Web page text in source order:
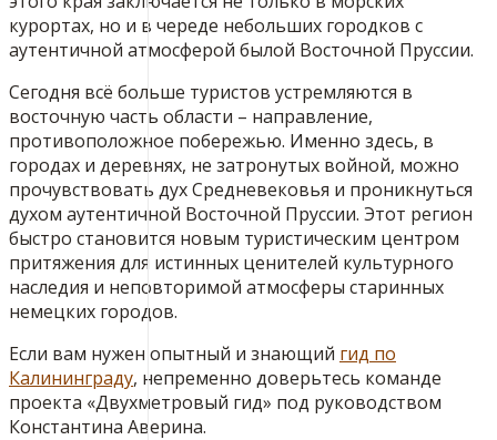
курортах, но и в череде небольших городков с
аутентичной атмосферой былой Восточной Пруссии.
Сегодня всё больше туристов устремляются в
восточную часть области – направление,
противоположное побережью. Именно здесь, в
городах и деревнях, не затронутых войной, можно
прочувствовать дух Средневековья и проникнуться
духом аутентичной Восточной Пруссии. Этот регион
быстро становится новым туристическим центром
притяжения для истинных ценителей культурного
наследия и неповторимой атмосферы старинных
немецких городов.
Если вам нужен опытный и знающий гид по
Калининграду, непременно доверьтесь команде
проекта «Двухметровый гид» под руководством
Константина Аверина.